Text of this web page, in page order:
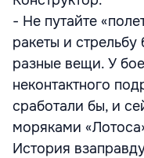
- Не путайте
ракеты и
разные вещи. У
неконтактного
сработали бы, и
моряками
История